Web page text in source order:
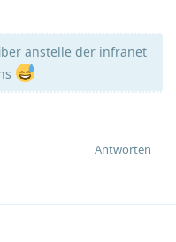
anstelle der infranet
Antworten